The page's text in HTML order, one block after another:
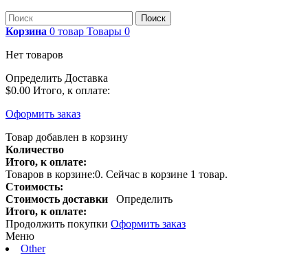
Поиск
Корзина 0 товар Товары 0
Нет товаров
Определить Доставка
$0.00 Итого, к оплате:
Оформить заказ
Товар добавлен в корзину
Количество
Итого, к оплате:
Товаров в корзине:0. Сейчас в корзине 1 товар.
Стоимость:
Стоимость доставки
Определить
Итого, к оплате:
Продолжить покупки Оформить заказ
Меню
Other